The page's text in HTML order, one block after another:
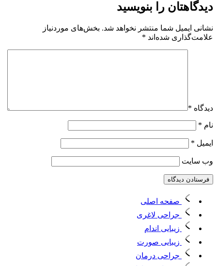
دیدگاهتان را بنویسید
نشانی ایمیل شما منتشر نخواهد شد. بخش‌های موردنیاز
علامت‌گذاری شده‌اند *
دیدگاه *
نام *
ایمیل *
وب‌ سایت
صفحه اصلی
جراحی لاغری
زیبایی اندام
زیبایی صورت
جراحی درمان